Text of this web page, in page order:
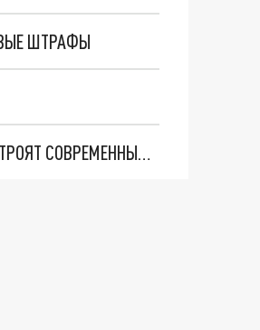
ШТРАФЫ
ЗЕЛЕНЬ, СПОРТ И ОТДЫХ: В МЕТАЛЛУРГИЧЕСКОМ РАЙОНЕ ЧЕЛЯБИНСКА СТРОЯТ СОВРЕМЕННЫЙ СКВЕР